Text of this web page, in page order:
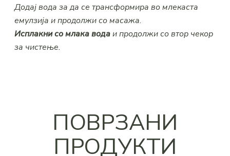
Додај вода за да се трансформира во млекаста
емулзија и продолжи со масажа.
Исплакни со млака водаи продолжи со втор чекор
за чистење.
ПОВРЗАНИ
ПРОДУКТИ